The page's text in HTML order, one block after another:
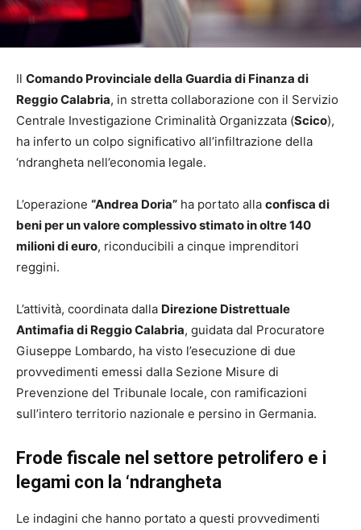
Il Comando Provinciale della Guardia di Finanza di
Reggio Calabria, in stretta collaborazione con il Servizio
Centrale Investigazione Criminalità Organizzata (Scico),
ha inferto un colpo significativo all’infiltrazione della
‘ndrangheta nell’economia legale.
L’operazione “Andrea Doria” ha portato alla confisca di
beni per un valore complessivo stimato in oltre 140
milioni di euro, riconducibili a cinque imprenditori
reggini.
L’attività, coordinata dalla Direzione Distrettuale
Antimafia di Reggio Calabria, guidata dal Procuratore
Giuseppe Lombardo, ha visto l’esecuzione di due
provvedimenti emessi dalla Sezione Misure di
Prevenzione del Tribunale locale, con ramificazioni
sull’intero territorio nazionale e persino in Germania.
Frode fiscale nel settore petrolifero e i
legami con la ‘ndrangheta
Le indagini che hanno portato a questi provvedimenti